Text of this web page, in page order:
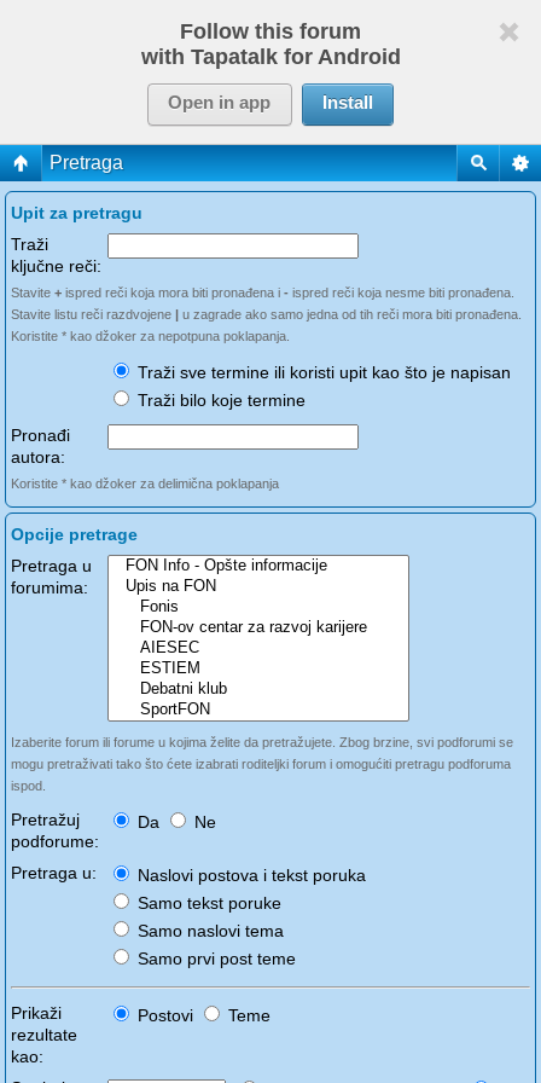
Follow this forum
with Tapatalk for Android
Open in app Install
Pretraga
Upit za pretragu
Traži
ključne reči:
Stavite + ispred reči koja mora biti pronađena i - ispred reči koja nesme biti pronađena.
Stavite listu reči razdvojene | u zagrade ako samo jedna od tih reči mora biti pronađena.
Koristite * kao džoker za nepotpuna poklapanja.
Traži sve termine ili koristi upit kao što je napisan
Traži bilo koje termine
Pronađi
autora:
Koristite * kao džoker za delimična poklapanja
Opcije pretrage
Pretraga u
forumima:
Izaberite forum ili forume u kojima želite da pretražujete. Zbog brzine, svi podforumi se
mogu pretraživati tako što ćete izabrati roditeljki forum i omogućiti pretragu podforuma
ispod.
Pretražuj
podforume:
Da Ne
Pretraga u:
Naslovi postova i tekst poruka
Samo tekst poruke
Samo naslovi tema
Samo prvi post teme
Prikaži
rezultate
kao:
Postovi Teme